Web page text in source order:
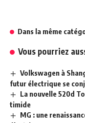
Dans la même
Vous pourriez
Volkswagen à
futur électrique se
La nouvelle 520d
timide
MG : une